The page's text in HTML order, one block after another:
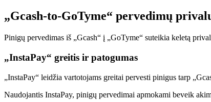
„Gcash-to-GoTyme“ pervedimų
Pinigų pervedimas iš „Gcash“ į „GoTyme“ suteikia keletą
„InstaPay“ greitis ir patogumas
„InstaPay“ leidžia vartotojams greitai pervesti pinigus tarp
Naudojantis InstaPay, pinigų pervedimai apmokami beveik